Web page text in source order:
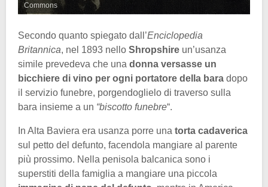
Commons
Secondo quanto spiegato dall’Enciclopedia
Britannica, nel 1893 nello Shropshire un’usanza
simile prevedeva che una donna versasse un
bicchiere di vino per ogni portatore della bara dopo
il servizio funebre, porgendoglielo di traverso sulla
bara insieme a un “biscotto funebre“.
In Alta Baviera era usanza porre una torta cadaverica
sul petto del defunto, facendola mangiare al parente
più prossimo. Nella penisola balcanica sono i
superstiti della famiglia a mangiare una piccola